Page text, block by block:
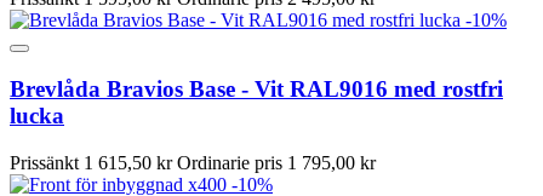
-10%
Brevlåda Bravios Base - Vit RAL9016 med rostfri
lucka
Prissänkt 1 615,50 kr Ordinarie pris 1 795,00 kr
-10%